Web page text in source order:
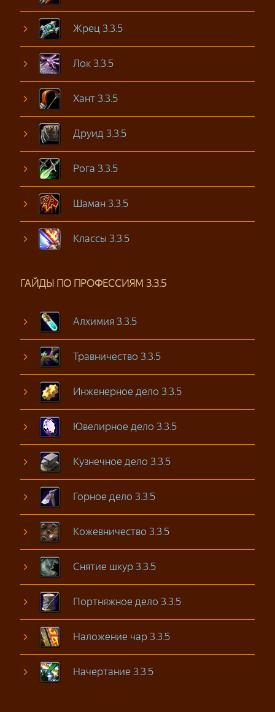
Жрец 3.3.5
Лок 3.3.5
Хант 3.3.5
Друид 3.3.5
Рога 3.3.5
Шаман 3.3.5
Классы 3.3.5
ГАЙДЫ ПО ПРОФЕССИЯМ 3.3.5
Алхимия 3.3.5
Травничество 3.3.5
Инженерное дело 3.3.5
Ювелирное дело 3.3.5
Кузнечное дело 3.3.5
Горное дело 3.3.5
Кожевничество 3.3.5
Снятие шкур 3.3.5
Портняжное дело 3.3.5
Наложение чар 3.3.5
Начертание 3.3.5